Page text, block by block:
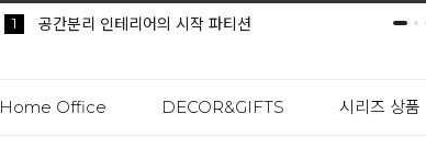
5 생활 속 편리한 이동식 사이드 테이블 시리즈
1 공간분리 인테리어의 시작 파티션
Home Office DECOR&GIFTS 시리즈 상품